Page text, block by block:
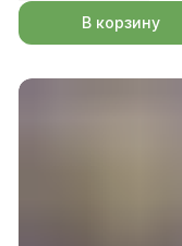
В корзину